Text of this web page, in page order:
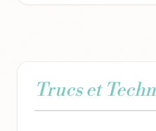
Trucs et